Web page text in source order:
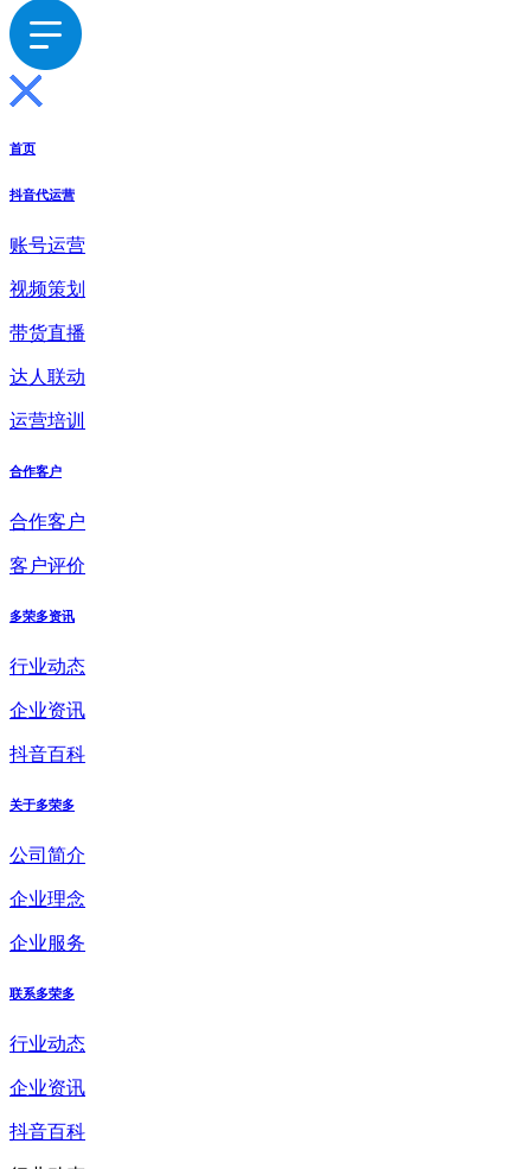
首页
抖音代运营
账号运营
视频策划
带货直播
达人联动
运营培训
合作客户
合作客户
客户评价
多荣多资讯
行业动态
企业资讯
抖音百科
关于多荣多
公司简介
企业理念
企业服务
联系多荣多
行业动态
企业资讯
抖音百科